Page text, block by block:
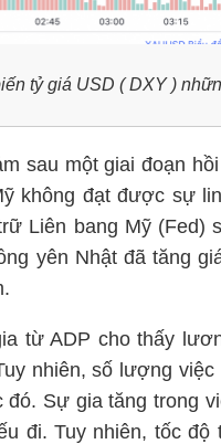
tỷ giá USD ( DXY )
sau một giai đoạn
không đạt được sự
Liên bang Mỹ
yên Nhật đã tăng
từ ADP cho thấy
nhiên, số lượng
Sự gia tăng trong
đi. Tuy nhiên, tốc